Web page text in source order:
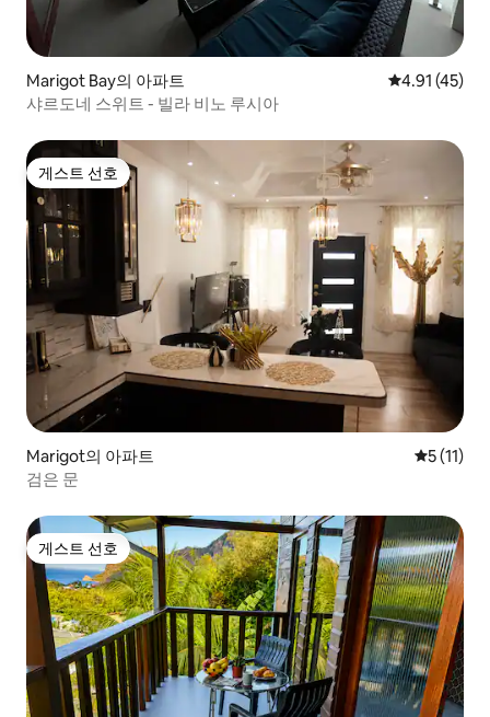
Marigot Bay의 아파트 평점 4.91점
4.91 (45)
샤르도네 스위트 - 빌라 비노 루시아
게스트 선호
게스트 선호
Marigot의 아파트 평점 5점
5 (11)
검은 문
게스트 선호
게스트 선호